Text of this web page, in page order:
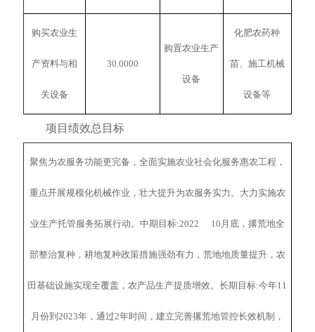
购买农业生
产资料与相
关设备
30.0000
购置农业生产
设备
化肥农药种
苗、施工机械
设备等
项目绩效总目标
聚焦为农服务功能更完备，全面实施农业社会化服务惠农工程，
重点开展规模化机械作业，壮大提升为农服务实力。大力实施农
业生产托管服务拓展行动。中期目标:2022 10月底，撂荒地全
部整治复种，耕地复种政策措施强劲有力，荒地地质量提升，农
田基础设施实现全覆盖，农产品生产提质增效。长期目标:今年11
月份到2023年，通过2年时间，建立完善撂荒地管控长效机制，